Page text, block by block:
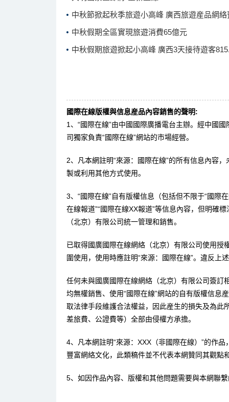
中秋節掀起秋季旅遊小高峰 廣西旅遊産品網
中秋假期全區實現旅遊消費65億元
中秋假期旅遊掀起小高峰 廣西3天接待遊客
國際在線版權與信息産品內容銷售的聲明:
1、“國際在線”由中國國際廣播電台主辦。經中國
司獨家負責“國際在線”網站的市場經營。
2、凡本網註明“來源：國際在線”的所有信息內容
製或利用其他方式使用。
3、“國際在線”自有版權信息（包括但不限于“國際
在線報道”“國際在線XX報道”等信息內容，但明確
（北京）有限公司統一管理和銷售。
已取得國廣國際在線網絡（北京）有限公司使用
圍使用，使用時應註明“來源：國際在線”。違反上
任何未與國廣國際在線網絡（北京）有限公司簽訂
均無權銷售、使用“國際在線”網站的自有版權信息
取法律手段維護合法權益，因此産生的損失及為此
差旅費、公證費等）全部由侵權方承擔。
4、凡本網註明“來源：XXX（非國際在線）”的作
豐富網絡文化，此類稿件並不代表本網贊同其觀點
5、如因作品內容、版權和其他問題需要與本網聯